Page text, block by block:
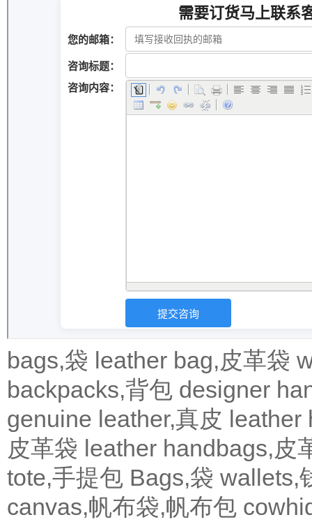
bags,袋 leather bag,皮革袋
backpacks,背包 designer
genuine leather,真皮 leather
皮革袋 leather handbags,皮
tote,手提包 Bags,袋 wallets,
canvas,帆布袋,帆布包